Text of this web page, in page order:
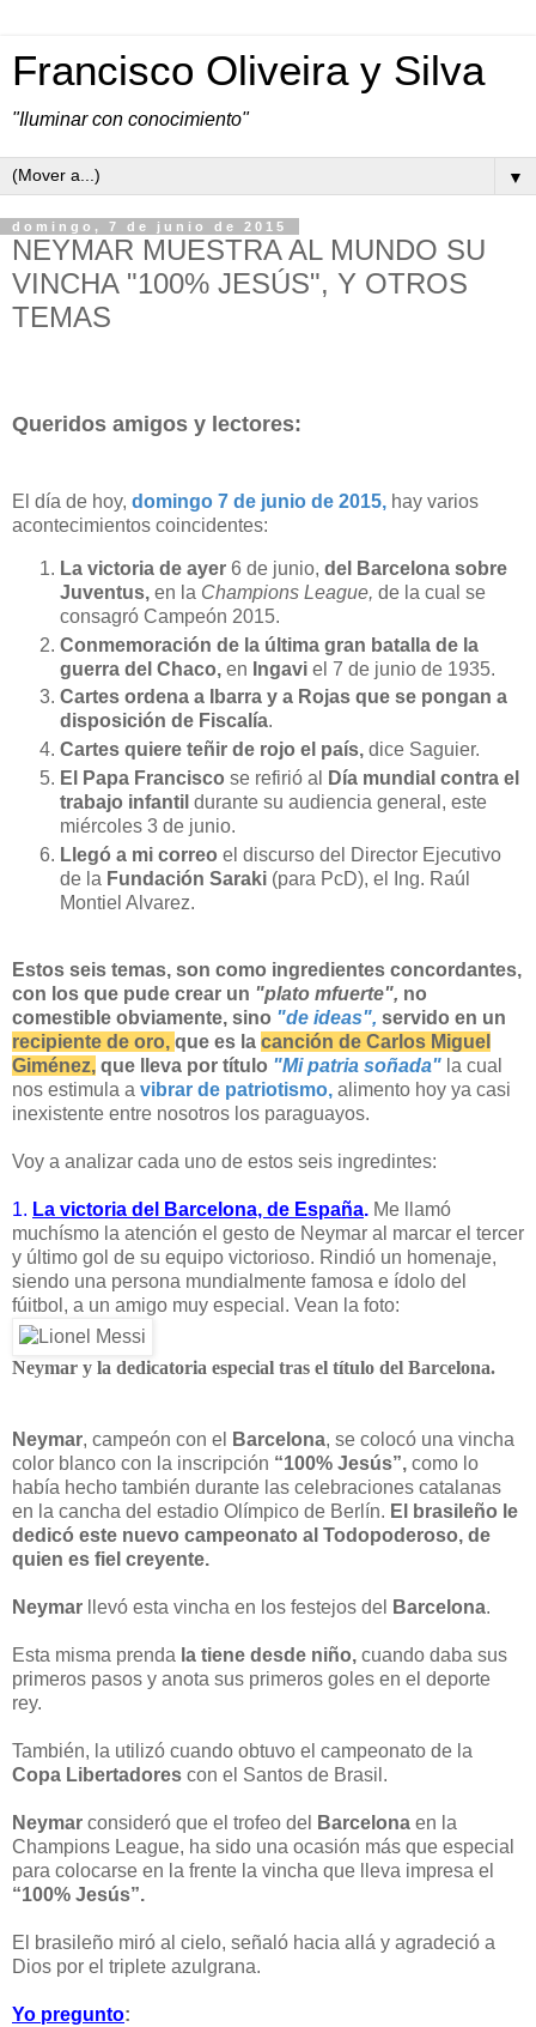
Francisco Oliveira y Silva
"Iluminar con conocimiento"
▼
domingo, 7 de junio de 2015
NEYMAR MUESTRA AL MUNDO SU
VINCHA "100% JESÚS", Y OTROS
TEMAS
Queridos amigos y lectores:
El día de hoy, domingo 7 de junio de 2015, hay varios
acontecimientos coincidentes:
La victoria de ayer 6 de junio, del Barcelona sobre
Juventus, en la Champions League, de la cual se
consagró Campeón 2015.
Conmemoración de la última gran batalla de la
guerra del Chaco, en Ingavi el 7 de junio de 1935.
Cartes ordena a Ibarra y a Rojas que se pongan a
disposición de Fiscalía.
Cartes quiere teñir de rojo el país, dice Saguier.
El Papa Francisco se refirió al
Día mundial contra el
trabajo infantil durante su audiencia general, este
miércoles 3 de junio.
Llegó a mi correo el discurso del Director Ejecutivo
de la Fundación Saraki (para PcD), el Ing. Raúl
Montiel Alvarez.
Estos seis temas, son como ingredientes concordantes,
con los que pude crear un "plato mfuerte", no
comestible obviamente, sino "de ideas", servido en un
recipiente de oro, que es la canción de Carlos Miguel
Giménez, que lleva por título "Mi patria soñada" la cual
nos estimula a vibrar de patriotismo, alimento hoy ya casi
inexistente entre nosotros los paraguayos.
Voy a analizar cada uno de estos seis ingredintes:
1. La victoria del Barcelona, de España. Me llamó
muchísmo la atención el gesto de Neymar al marcar el tercer
y último gol de su equipo victorioso. Rindió un homenaje,
siendo una persona mundialmente famosa e ídolo del
fúitbol, a un amigo muy especial. Vean la foto:
Neymar y la dedicatoria especial tras el título del Barcelona.
Neymar, campeón con el Barcelona, se colocó una vincha
color blanco con la inscripción “100% Jesús”, como lo
había hecho también durante las celebraciones catalanas
en la cancha del estadio Olímpico de Berlín. El brasileño le
dedicó este nuevo campeonato al Todopoderoso, de
quien es fiel creyente.
Neymar llevó esta vincha en los festejos del Barcelona.
Esta misma prenda la tiene desde niño, cuando daba sus
primeros pasos y anota sus primeros goles en el deporte
rey.
También, la utilizó cuando obtuvo el campeonato de la
Copa Libertadores con el Santos de Brasil.
Neymar consideró que el trofeo del Barcelona en la
Champions League, ha sido una ocasión más que especial
para colocarse en la frente la vincha que lleva impresa el
“100% Jesús”.
El brasileño miró al cielo, señaló hacia allá y agradeció a
Dios por el triplete azulgrana.
Yo pregunto: